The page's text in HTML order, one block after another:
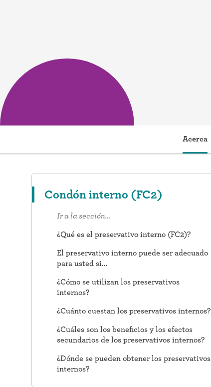
Acerca
Condón interno (FC2)
Ir a la sección…
¿Qué es el preservativo interno (FC2)?
El preservativo interno puede ser adecuado
para usted si...
¿Cómo se utilizan los preservativos
internos?
¿Cuánto cuestan los preservativos internos?
¿Cuáles son los beneficios y los efectos
secundarios de los preservativos internos?
¿Dónde se pueden obtener los preservativos
internos?